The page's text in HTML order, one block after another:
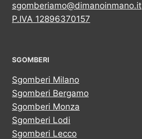
sgomberiamo@dimanoinmano.it
P.IVA 12896370157
SGOMBERI
Sgomberi Milano
Sgomberi Bergamo
Sgomberi Monza
Sgomberi Lodi
Sgomberi Lecco